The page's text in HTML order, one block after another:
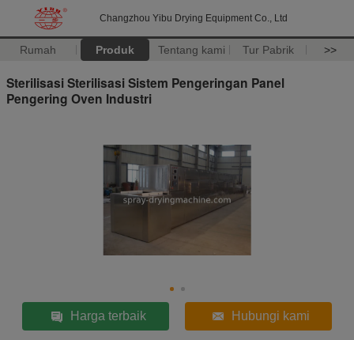
Changzhou Yibu Drying Equipment Co., Ltd
Rumah Produk Tentang kami Tur Pabrik >>
Sterilisasi Sterilisasi Sistem Pengeringan Panel
Pengering Oven Industri
Harga terbaik Hubungi kami